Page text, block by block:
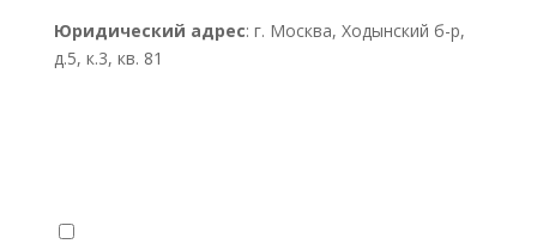
Юридический адрес: г. Москва, Ходынский б-р,
д.5, к.3, кв. 81